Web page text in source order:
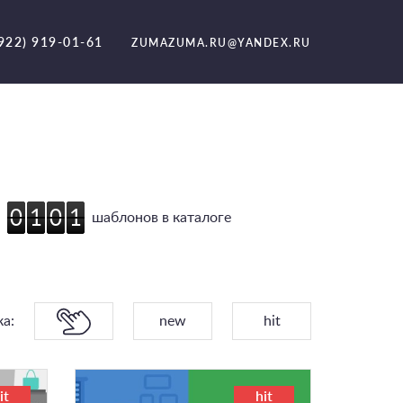
919-01-61 ZUMAZUMA.RU@YANDEX.RU
0
0 1
1 0
0 1
1 шаблонов в каталоге
new hit
hit